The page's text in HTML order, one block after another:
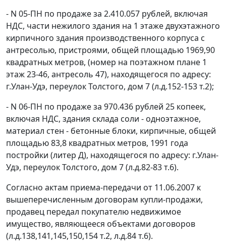
- N 05-ПН по продаже за 2.410.057 рублей, включая
НДС, части нежилого здания на 1 этаже двухэтажного
кирпичного здания производственного корпуса с
антресолью, пристроями, общей площадью 1969,90
квадратных метров, (номер на поэтажном плане 1
этаж 23-46, антресоль 47), находящегося по адресу:
г.Улан-Удэ, переулок Толстого, дом 7 (л.д.152-153 т.2);
- N 06-ПН по продаже за 970.436 рублей 25 копеек,
включая НДС, здания склада соли - одноэтажное,
материал стен - бетонные блоки, кирпичные, общей
площадью 83,8 квадратных метров, 1991 года
постройки (литер Д), находящегося по адресу: г.Улан-
Удэ, переулок Толстого, дом 7 (л.д.82-83 т.6).
Согласно актам приема-передачи от 11.06.2007 к
вышеперечисленным договорам купли-продажи,
продавец передал покупателю недвижимое
имущество, являющееся объектами договоров
(л.д.138,141,145,150,154 т.2, л.д.84 т.6).